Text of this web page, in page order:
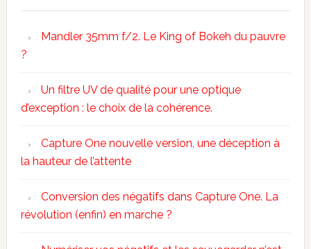
Mandler 35mm f/2. Le King of Bokeh du pauvre
?
Un filtre UV de qualité pour une optique
d’exception : le choix de la cohérence.
Capture One nouvelle version, une déception à
la hauteur de l’attente
Conversion des négatifs dans Capture One. La
révolution (enfin) en marche ?